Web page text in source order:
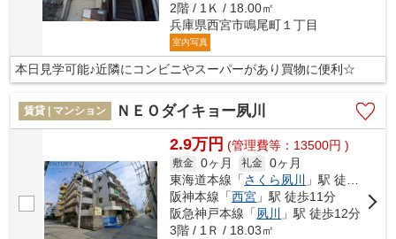
2階 / 1Ｋ / 18.00㎡
兵庫県西宮市鳴尾町１丁目
室内写真
本日見学可能♪近隣にコンビニやスーパーがあり買物に便利☆
賃貸 | マンション ＮＥＯダイキョー夙川
2.9万円 (管理費等：13500円 )
敷金 0ヶ月 礼金 0ヶ月
東海道本線「さくら夙川
」駅 徒歩11分
阪神本線「西宮 」駅 徒歩11分
阪急神戸本線「夙川
」駅 徒歩12分
3階 / 1Ｒ / 18.03㎡